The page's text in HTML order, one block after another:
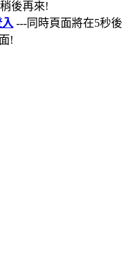
後再來!
---同時頁面將在5秒後
!